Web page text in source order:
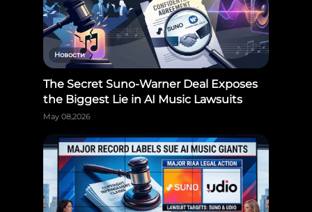
Новости
The Secret Suno-Warner Deal Exposes
the Biggest Lie in AI Music Lawsuits
May 08,2026